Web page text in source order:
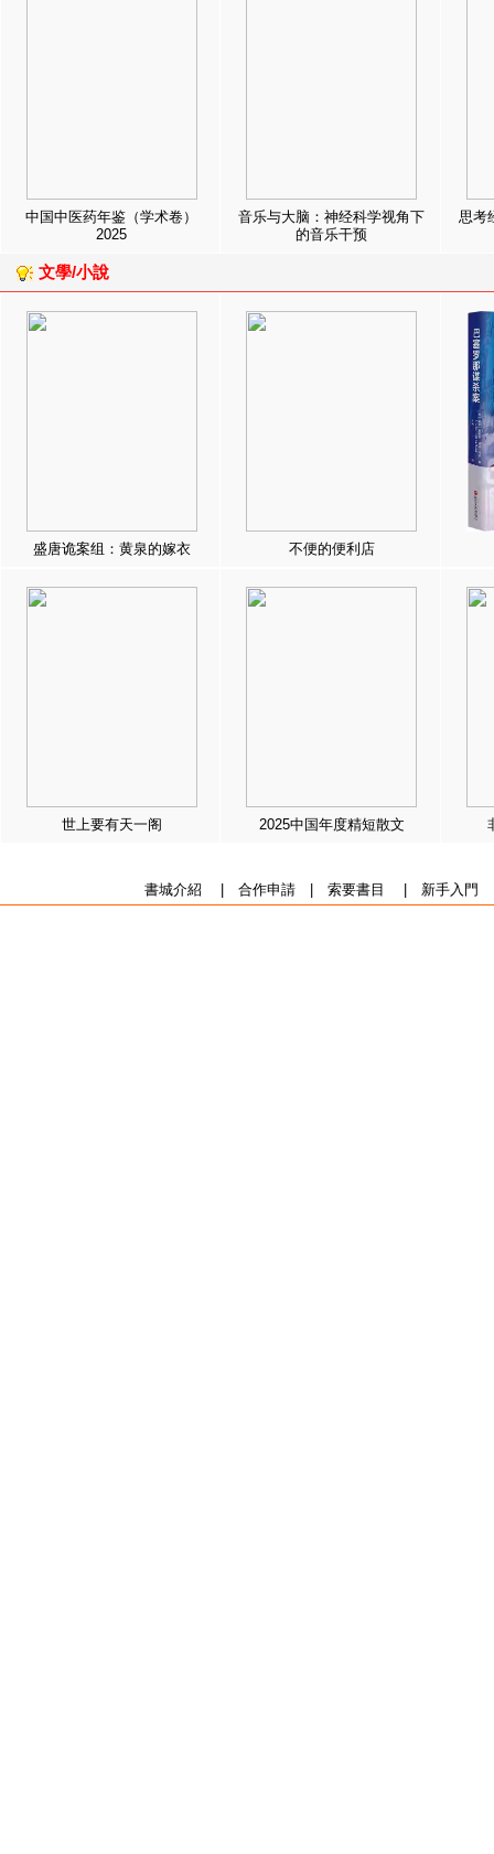
中国中医药年鉴（学术卷）
2025
音乐与大脑：神经科学视角下
的音乐干预
思考
文學/小說
盛唐诡案组：黄泉的嫁衣 不便的便利店
世上要有天一阁 2025中国年度精短散文
書城介紹 合作申請| 索要書目 新手入門